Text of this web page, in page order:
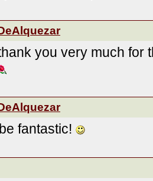
you very much for
fantastic!